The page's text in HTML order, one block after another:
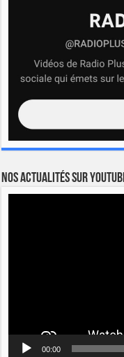
Nos actualités sur
00:00